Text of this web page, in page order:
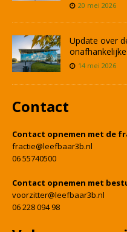
20 mei 2026
Update over
14 mei 2026
Contact
Contact opnemen met de
fractie@leefbaar3b.nl
06 55740500
Contact opnemen met
voorzitter@leefbaar3b.nl
06 228 094 98